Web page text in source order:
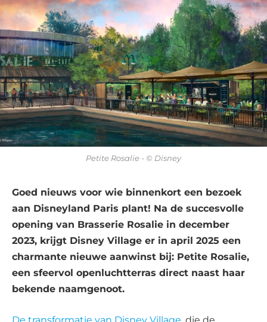
Petite Rosalie - © Disney
Goed nieuws voor wie binnenkort een bezoek
aan Disneyland Paris plant! Na de succesvolle
opening van Brasserie Rosalie in december
2023, krijgt Disney Village er in april 2025 een
charmante nieuwe aanwinst bij: Petite Rosalie,
een sfeervol openluchtterras direct naast haar
bekende naamgenoot.